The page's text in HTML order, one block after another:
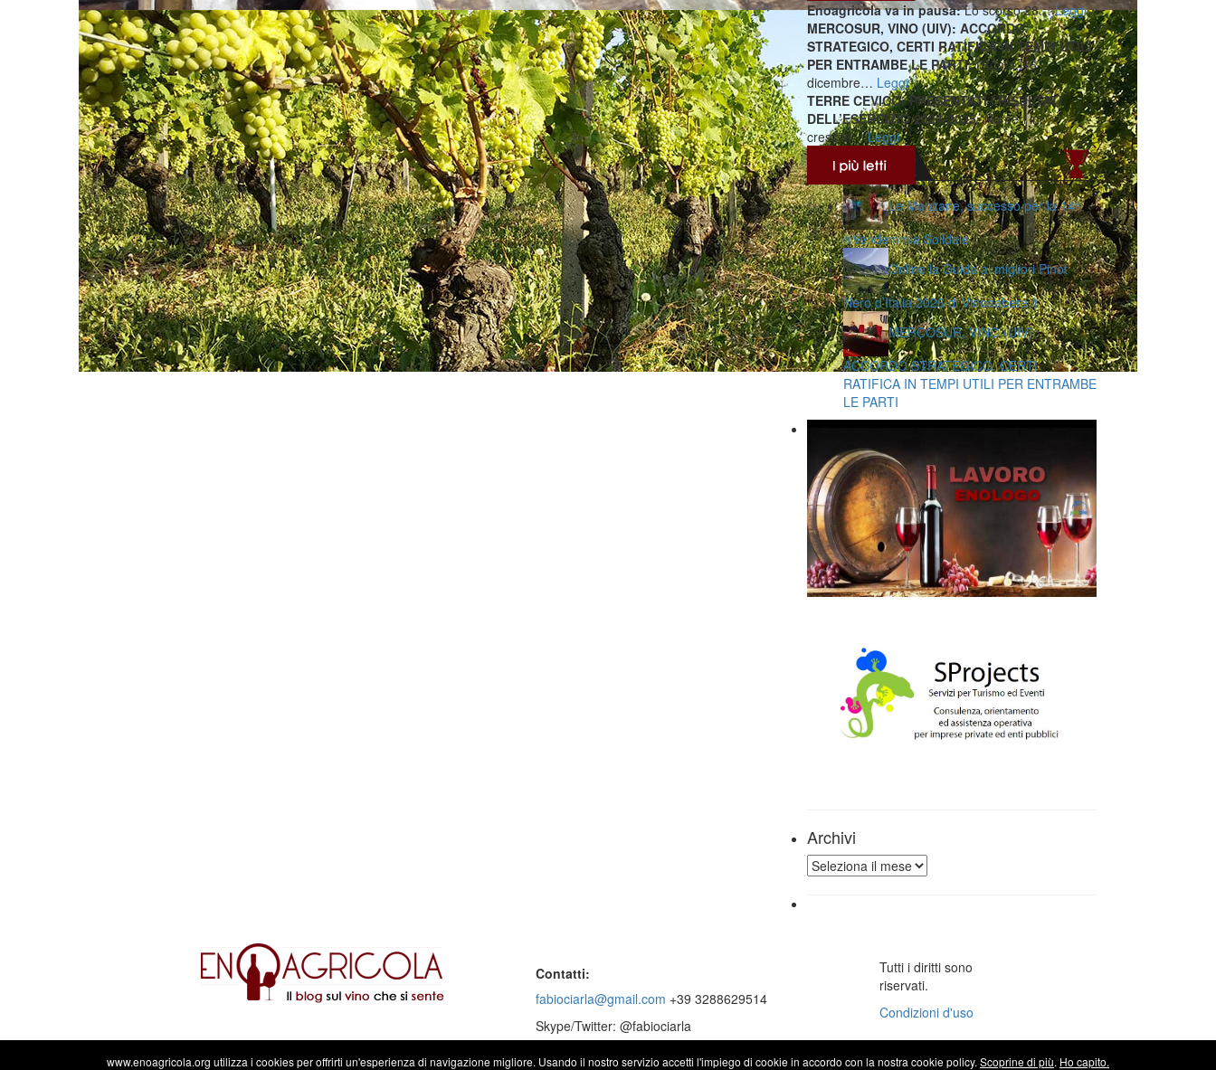
Enoagricola va in pausa:Lo scorso 28…Leggi
MERCOSUR, VINO (UIV): ACCORDO
STRATEGICO, CERTI RATIFICA IN TEMPI UTILI
PER ENTRAMBE LE PARTI:(Roma, 16
dicembre… Leggi
TERRE CEVICO: PRESENTATI I RISULTATI
DELL’ESERCIZIO 2024-2025:Numeri in
crescita…Leggi
Le Manzane, successo per la 14ª
®️Vendemmia Solidale
Online la Guida ai migliori Pinot
Nero d’Italia 2026 di Vinodabere.it
MERCOSUR, VINO (UIV):
ACCORDO STRATEGICO, CERTI
RATIFICA IN TEMPI UTILI PER ENTRAMBE
LE PARTI
Archivi
Archivi
www.enoagricola.org utilizza i cookies per offrirti un'esperienza di navigazione migliore. Usando il nostro servizio accetti l'impiego di cookie in accordo con la nostra cookie policy. Scoprine di più. Ho capito.
Contatti:
fabiociarla@gmail.com +39 3288629514
Skype/Twitter: @fabiociarla
Tutti i diritti sono
riservati.
Condizioni d'uso
© 2016 - Website by Dexma srl